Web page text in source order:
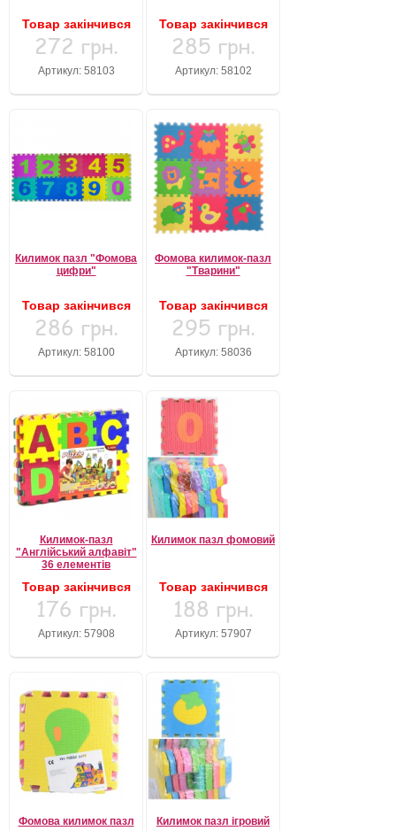
Товар закінчився
272 грн.
Артикул: 58103
Товар закінчився
285 грн.
Артикул: 58102
Килимок пазл "Фомова
цифри"
Товар закінчився
286 грн.
Артикул: 58100
Фомова килимок-пазл
"Тварини"
Товар закінчився
295 грн.
Артикул: 58036
Килимок-пазл
"Англійський алфавіт"
36 елементів
Товар закінчився
176 грн.
Артикул: 57908
Килимок пазл фомовий
Товар закінчився
188 грн.
Артикул: 57907
Фомова килимок пазл Килимок пазл ігровий